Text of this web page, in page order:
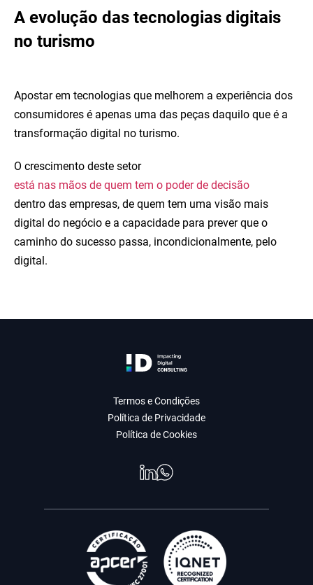
A evolução das tecnologias digitais
no turismo
Apostar em tecnologias que melhorem a experiência dos
consumidores é apenas uma das peças daquilo que é a
transformação digital no turismo.
O crescimento deste setor
está nas mãos de quem tem o poder de decisão
dentro das empresas, de quem tem uma visão mais
digital do negócio e a capacidade para prever que o
caminho do sucesso passa, incondicionalmente, pelo
digital.
Termos e Condições
Política de Privacidade
Política de Cookies